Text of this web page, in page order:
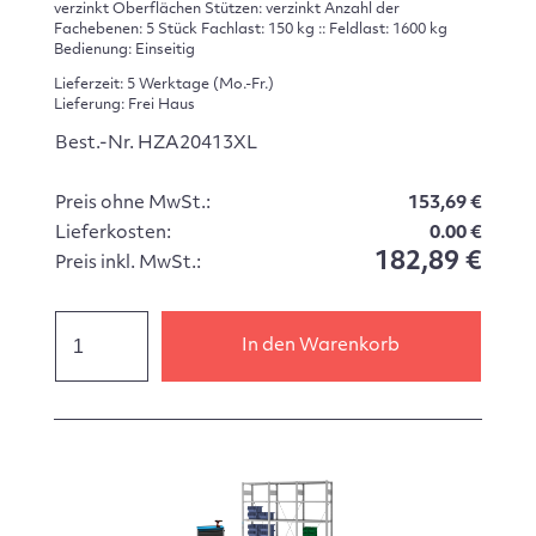
verzinkt Oberflächen Stützen: verzinkt Anzahl der
Fachebenen: 5 Stück Fachlast: 150 kg :: Feldlast: 1600 kg
Bedienung: Einseitig
Lieferzeit: 5 Werktage (Mo.-Fr.)
Lieferung: Frei Haus
Best.-Nr. HZA20413XL
Preis ohne MwSt.:
153,69 €
Lieferkosten:
0.00 €
Preis inkl. MwSt.:
182,89 €
In den Warenkorb